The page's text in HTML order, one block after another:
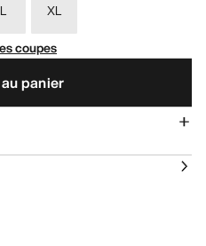
L
XL
coupes
panier